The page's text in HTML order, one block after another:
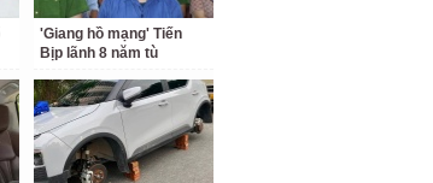
'Giang hồ mạng' Tiến
Bịp lãnh 8 năm tù